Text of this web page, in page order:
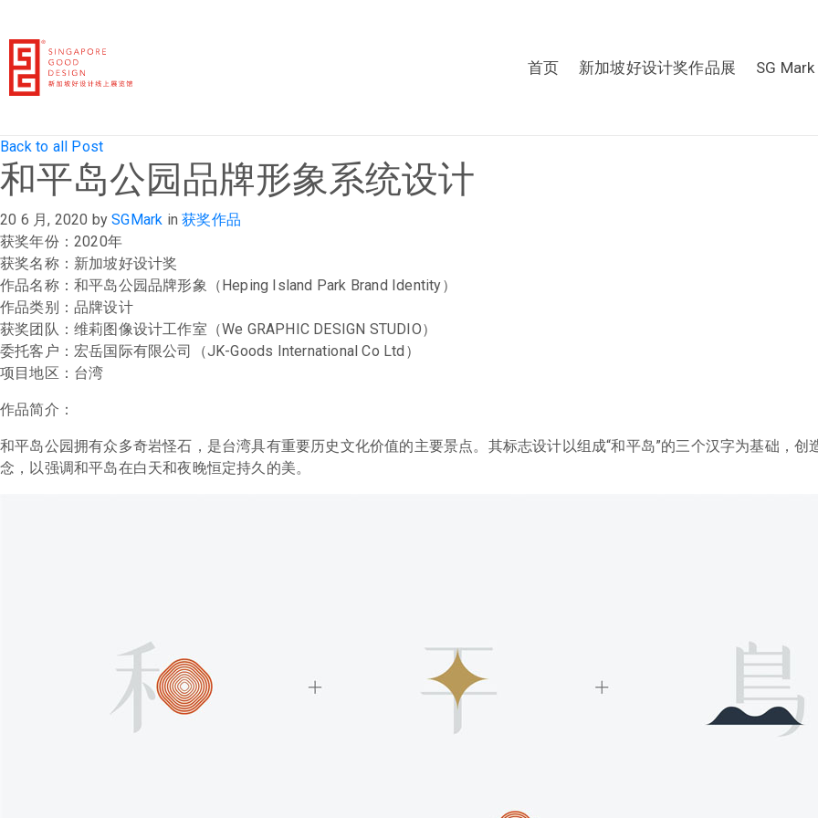
首页 新加坡好设计奖作品展 SG
Back to all Post
和平岛公园品牌形象系统设计
20 6 月, 2020 by SGMark in 获奖作品
获奖年份：2020年
获奖名称：新加坡好设计奖
作品名称：和平岛公园品牌形象（Heping Island Park Brand Identity）
作品类别：品牌设计
获奖团队：维莉图像设计工作室（We GRAPHIC DESIGN STUDIO）
委托客户：宏岳国际有限公司（JK-Goods International Co Ltd）
项目地区：台湾
作品简介：
和平岛公园拥有众多奇岩怪石，是台湾具有重要历史文化价值的主要景点。其标志设计以组成“和平岛”的三个汉字为基础，创
念，以强调和平岛在白天和夜晚恒定持久的美。